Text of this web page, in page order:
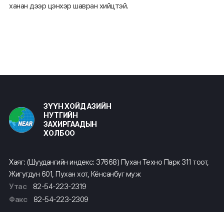
ханан дээр цэнхэр шавран хийцтэй.
ЗҮҮН ХОЙД АЗИЙН
НУТГИЙН
ЗАХИРГААДЫН
ХОЛБОО
Хаяг: (Шуудангийн индекс: 37668) Пухан Техно Парк 311 тоот,
Жигугдун 601, Пухан хот, Кёнсанбүг муж
Утас
82-54-223-2319
Факс
82-54-223-2309